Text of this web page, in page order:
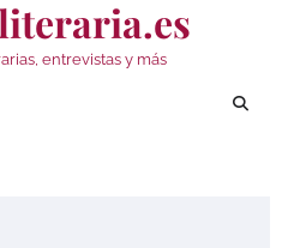
entrevistas y más